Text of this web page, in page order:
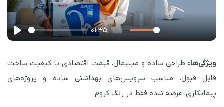
P
01:35
M
S
P
E
n
l
a
y
ویژگی‌ها: طراحی ساده و مینیمال، قیمت اقتصادی با کیفیت ساخت
قابل قبول، مناسب سرویس‌های بهداشتی ساده و پروژه‌های
پیمانکاری، عرضه شده فقط در رنگ کروم